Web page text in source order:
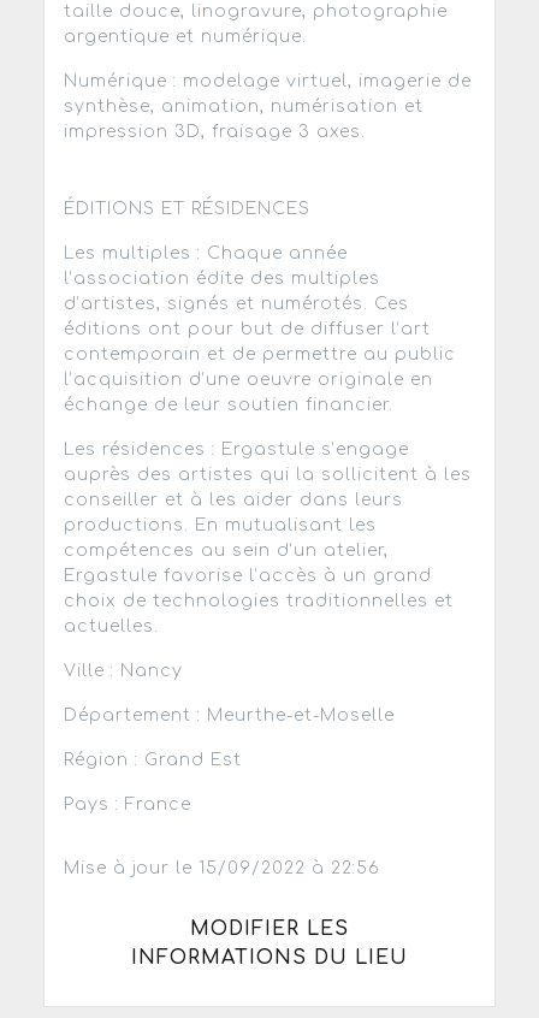
taille douce, linogravure, photographie
argentique et numérique.
Numérique : modelage virtuel, imagerie de
synthèse, animation, numérisation et
impression 3D, fraisage 3 axes.
ÉDITIONS ET RÉSIDENCES
Les multiples : Chaque année
l’association édite des multiples
d’artistes, signés et numérotés. Ces
éditions ont pour but de diffuser l’art
contemporain et de permettre au public
l’acquisition d’une oeuvre originale en
échange de leur soutien financier.
Les résidences : Ergastule s’engage
auprès des artistes qui la sollicitent à les
conseiller et à les aider dans leurs
productions. En mutualisant les
compétences au sein d’un atelier,
Ergastule favorise l’accès à un grand
choix de technologies traditionnelles et
actuelles.
Ville : Nancy
Département : Meurthe-et-Moselle
Région : Grand Est
Pays : France
Mise à jour le 15/09/2022 à 22:56
MODIFIER LES
INFORMATIONS DU LIEU